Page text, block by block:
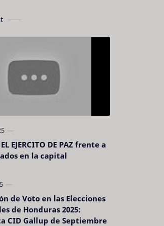
EJERCITO DE PAZ frente a
en la capital
de Voto en las Elecciones
de Honduras 2025:
CID Gallup de Septiembre